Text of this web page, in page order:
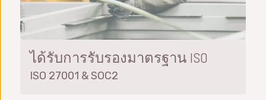
ได้รับการรับรองมาตรฐาน ISO
ISO 27001 & SOC2